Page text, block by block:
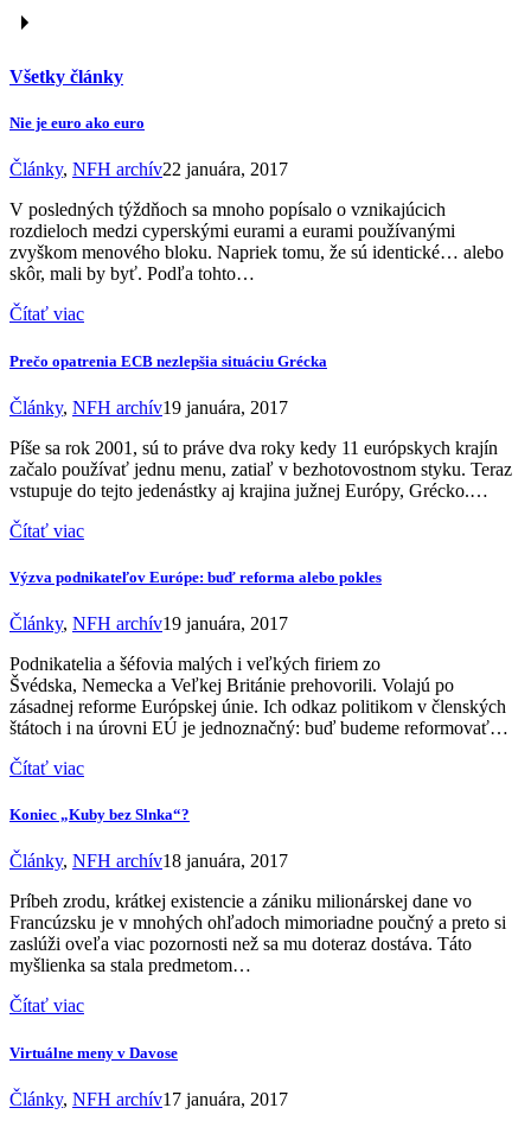
Všetky články
Nie je euro ako euro
Články, NFH archív22 januára, 2017
V posledných týždňoch sa mnoho popísalo o vznikajúcich
rozdieloch medzi cyperskými eurami a eurami používanými
zvyškom menového bloku. Napriek tomu, že sú identické… alebo
skôr, mali by byť. Podľa tohto…
Čítať viac
Prečo opatrenia ECB nezlepšia situáciu Grécka
Články, NFH archív19 januára, 2017
Píše sa rok 2001, sú to práve dva roky kedy 11 európskych krajín
začalo používať jednu menu, zatiaľ v bezhotovostnom styku. Teraz
vstupuje do tejto jedenástky aj krajina južnej Európy, Grécko.…
Čítať viac
Výzva podnikateľov Európe: buď reforma alebo pokles
Články, NFH archív19 januára, 2017
Podnikatelia a šéfovia malých i veľkých firiem zo
Švédska, Nemecka a Veľkej Británie prehovorili. Volajú po
zásadnej reforme Európskej únie. Ich odkaz politikom v členských
štátoch i na úrovni EÚ je jednoznačný: buď budeme reformovať…
Čítať viac
Koniec „Kuby bez Slnka“?
Články, NFH archív18 januára, 2017
Príbeh zrodu, krátkej existencie a zániku milionárskej dane vo
Francúzsku je v mnohých ohľadoch mimoriadne poučný a preto si
zaslúži oveľa viac pozornosti než sa mu doteraz dostáva. Táto
myšlienka sa stala predmetom…
Čítať viac
Virtuálne meny v Davose
Články, NFH archív17 januára, 2017